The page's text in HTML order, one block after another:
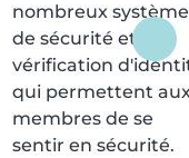
nombreux
de sécurité et de
vérification
qui permettent
membres de se
sentir en sécurité.